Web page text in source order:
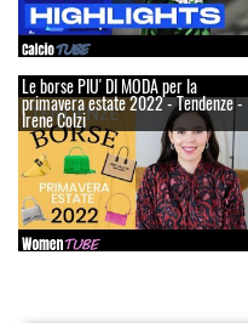
Le borse PIU' DI MODA per la
primavera estate 2022 - Tendenze -
Irene Colzi